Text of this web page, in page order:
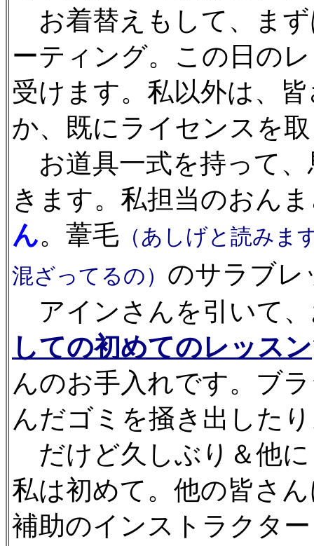
お着替えもして、ま
ーティング。この日の
受けます。私以外は、
か、既にライセンスを
お道具一式を持って
きます。私担当のおん
ん。葦毛 （あしげと読みま
混ざってるの） のサラブレ
アインさんを引いて
しての初めてのレッスン
んのお手入れです。ブ
んだゴミを掻き出した
だけど久しぶり＆他
私は初めて。他の皆さ
補助のインストラクタ